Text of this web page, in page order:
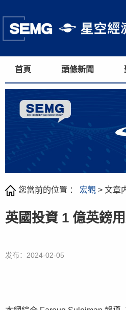
首頁 頭條新聞
您當前的位置 ： 宏觀 > 文章
英國投資 1 億英鎊
发布：2024-02-05